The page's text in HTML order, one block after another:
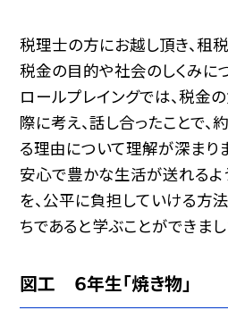
税理士の方にお越し頂き、租
税金の目的や社会のしくみに
ロールプレイングでは、税金
際に考え、話し合ったことで
る理由について理解が深まり
安心で豊かな生活が送れるよ
を、公平に負担していける方
ちであると学ぶことができまし
図工 ６年生「焼き物」